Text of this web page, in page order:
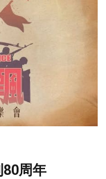
周年